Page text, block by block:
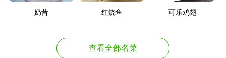
奶昔 红烧鱼 可乐鸡翅
查看全部名菜